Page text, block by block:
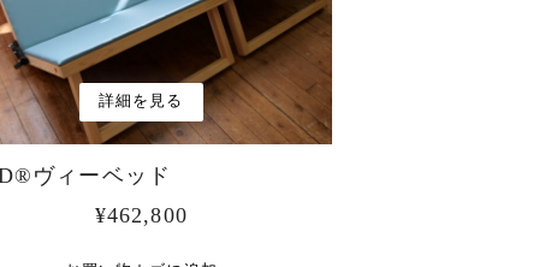
詳細を見る
ヴィーベッド
¥462,800